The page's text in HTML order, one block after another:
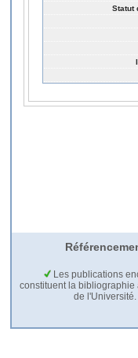
Statut
Les publications
constituent la bibliographie
de l'Université.